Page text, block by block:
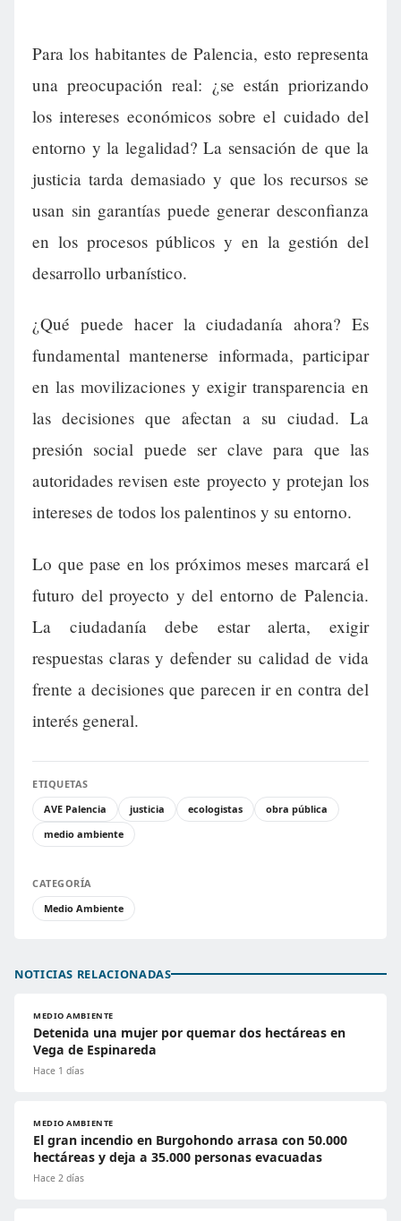
Para los habitantes de Palencia, esto representa
una preocupación real: ¿se están priorizando
los intereses económicos sobre el cuidado del
entorno y la legalidad? La sensación de que la
justicia tarda demasiado y que los recursos se
usan sin garantías puede generar desconfianza
en los procesos públicos y en la gestión del
desarrollo urbanístico.
¿Qué puede hacer la ciudadanía ahora? Es
fundamental mantenerse informada, participar
en las movilizaciones y exigir transparencia en
las decisiones que afectan a su ciudad. La
presión social puede ser clave para que las
autoridades revisen este proyecto y protejan los
intereses de todos los palentinos y su entorno.
Lo que pase en los próximos meses marcará el
futuro del proyecto y del entorno de Palencia.
La ciudadanía debe estar alerta, exigir
respuestas claras y defender su calidad de vida
frente a decisiones que parecen ir en contra del
interés general.
ETIQUETAS
AVE Palencia
justicia ecologistas
obra pública
medio ambiente
CATEGORÍA
Medio Ambiente
NOTICIAS RELACIONADAS
MEDIO AMBIENTE
Detenida una mujer por quemar dos hectáreas en
Vega de Espinareda
Hace 1 días
MEDIO AMBIENTE
El gran incendio en Burgohondo arrasa con 50.000
hectáreas y deja a 35.000 personas evacuadas
Hace 2 días